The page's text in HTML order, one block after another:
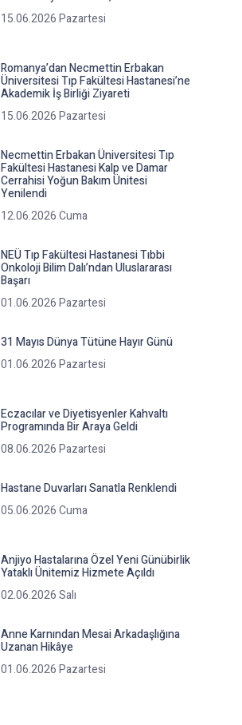
15.06.2026 Pazartesi
Romanya’dan Necmettin Erbakan
Üniversitesi Tıp Fakültesi Hastanesi’ne
Akademik İş Birliği Ziyareti
15.06.2026 Pazartesi
Necmettin Erbakan Üniversitesi Tıp
Fakültesi Hastanesi Kalp ve Damar
Cerrahisi Yoğun Bakım Ünitesi
Yenilendi
12.06.2026 Cuma
NEÜ Tıp Fakültesi Hastanesi Tıbbi
Onkoloji Bilim Dalı’ndan Uluslararası
Başarı
01.06.2026 Pazartesi
31 Mayıs Dünya Tütüne Hayır Günü
01.06.2026 Pazartesi
Eczacılar ve Diyetisyenler Kahvaltı
Programında Bir Araya Geldi
08.06.2026 Pazartesi
Hastane Duvarları Sanatla Renklendi
05.06.2026 Cuma
Anjiyo Hastalarına Özel Yeni Günübirlik
Yataklı Ünitemiz Hizmete Açıldı
02.06.2026 Salı
Anne Karnından Mesai Arkadaşlığına
Uzanan Hikâye
01.06.2026 Pazartesi